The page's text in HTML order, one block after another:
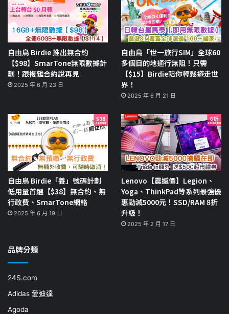
自由鳥 Birdie 推出無合約
【$98】SmarTone無限數據計
劃！跟複雜合約說再見
2025 年 6 月 23 日
自由鳥「世一旅行SIM」全球60
多個目的地通行無阻！只需
【$15】Birdie陪你輕鬆遊走世
界！
2025 年 6 月 21 日
自由鳥 Birdie「養」號碼計劃
低用量首選【$38】無合約、無
行政費、SmarTone網絡
2025 年 6 月 19 日
Lenovo【震撼價】Legion、
Yoga、ThinkPad等系列最強優
惠勁減5000元！SSD/RAM 8折
升級！
2025 年 2 月 17 日
品牌分類
24S.com
Adidas 愛迪達
Agoda